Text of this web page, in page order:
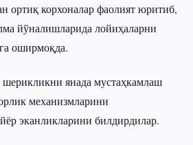
ортиқ корхоналар фаолият юритиб,
йўналишларида лойиҳаларни
оширмоқда.
янада мустаҳкамлаш
механизмларини
эканликларини билдирдилар.